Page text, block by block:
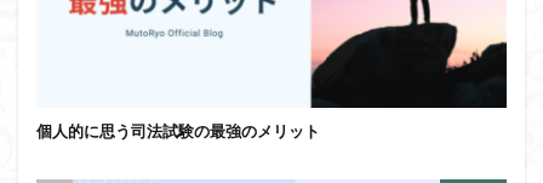
個人的に思う司法試験の最強のメリット